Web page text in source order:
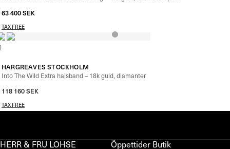
63 400SEK
TAX FREE
HARGREAVES STOCKHOLM
Into The Wild Extra halsband – 18k guld, diamanter
118 160SEK
TAX FREE
HERR & FRU LOHSE Öppettider Butik